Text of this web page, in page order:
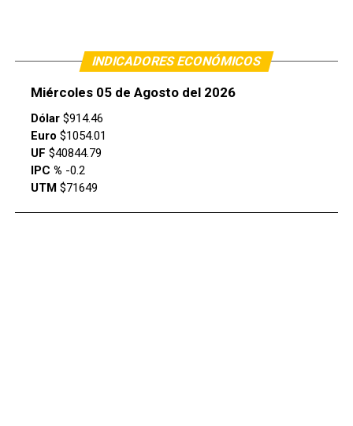
INDICADORES ECONÓMICOS
Miércoles 05 de Agosto del 2026
Dólar$914.46
Euro $1054.01
UF $40844.79
IPC % -0.2
UTM$71649